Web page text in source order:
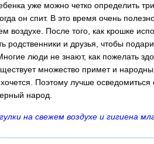
уже можно четко определить
он спит. В это время очень
воздухе. После того, как крошке
родственники и друзья, чтобы
люди не знают, как пожелать
множество примет и
Поэтому лучше осведомиться
народ.
на свежем воздухе и гигиена